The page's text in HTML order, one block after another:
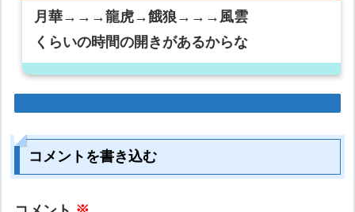
月華→→→龍虎→餓狼→→→風雲
くらいの時間の開きがあるからな
コメントを書き込む